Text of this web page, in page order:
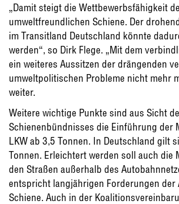
„Damit steigt die Wettbewerbsfähigkeit
umweltfreundlichen Schiene. Der
im Transitland Deutschland könnte
werden“, so Dirk Flege. „Mit dem
ein weiteres Aussitzen der drängenden
umweltpolitischen Probleme nicht mehr
weiter.
Weitere wichtige Punkte sind aus Sicht
Schienenbündnisses die Einführung der
LKW ab 3,5 Tonnen. In Deutschland gilt
Tonnen. Erleichtert werden soll auch die
den Straßen außerhalb des
entspricht langjährigen Forderungen der
Schiene. Auch in der